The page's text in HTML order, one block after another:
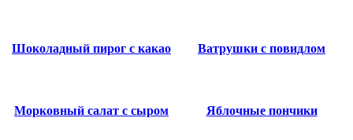
Шоколадный пирог с какао Ватрушки с повидлом
Морковный салат с сыром Яблочные пончики